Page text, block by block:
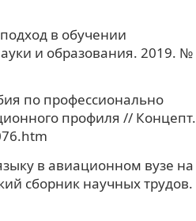
в обучении
и образования. 2019. №
по профессионально
профиля // Концепт.
в авиационном вузе на
сборник научных трудов.